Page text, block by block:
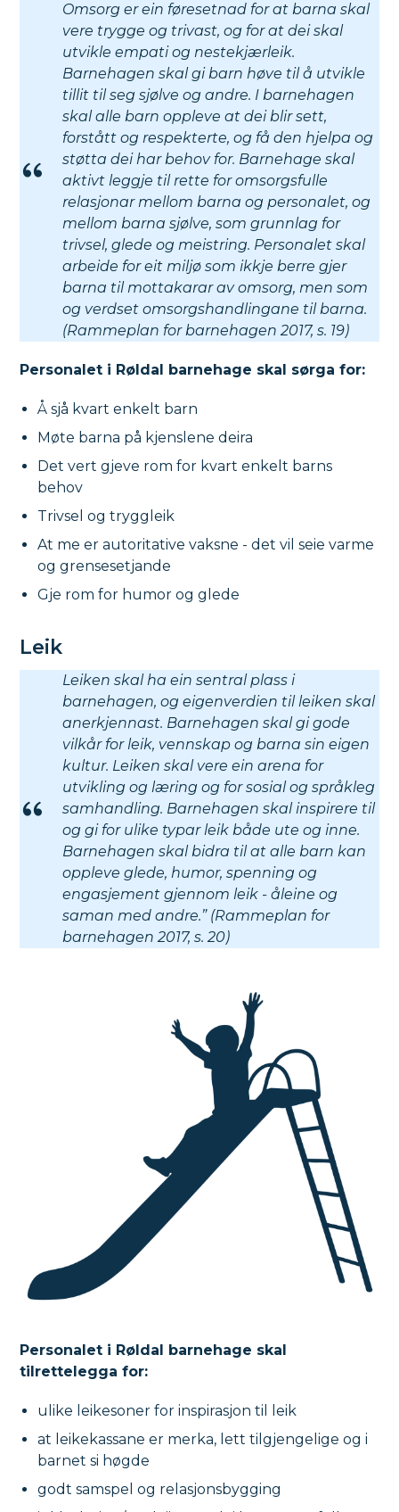
Omsorg er ein føresetnad for at barna skal
vere trygge og trivast, og for at dei skal
utvikle empati og nestekjærleik.
Barnehagen skal gi barn høve til å utvikle
tillit til seg sjølve og andre. I barnehagen
skal alle barn oppleve at dei blir sett,
forstått og respekterte, og få den hjelpa og
støtta dei har behov for. Barnehage skal
aktivt leggje til rette for omsorgsfulle
relasjonar mellom barna og personalet, og
mellom barna sjølve, som grunnlag for
trivsel, glede og meistring. Personalet skal
arbeide for eit miljø som ikkje berre gjer
barna til mottakarar av omsorg, men som
og verdset omsorgshandlingane til barna.
(Rammeplan for barnehagen 2017, s. 19)
Personalet i Røldal barnehage skal sørga for:
Å sjå kvart enkelt barn
Møte barna på kjenslene deira
Det vert gjeve rom for kvart enkelt barns
behov
Trivsel og tryggleik
At me er autoritative vaksne - det vil seie varme
og grensesetjande
Gje rom for humor og glede
Leik
Leiken skal ha ein sentral plass i
barnehagen, og eigenverdien til leiken skal
anerkjennast. Barnehagen skal gi gode
vilkår for leik, vennskap og barna sin eigen
kultur. Leiken skal vere ein arena for
utvikling og læring og for sosial og språkleg
samhandling. Barnehagen skal inspirere til
og gi for ulike typar leik både ute og inne.
Barnehagen skal bidra til at alle barn kan
oppleve glede, humor, spenning og
engasjement gjennom leik - åleine og
saman med andre.” (Rammeplan for
barnehagen 2017, s. 20)
Personalet i Røldal barnehage skal
tilrettelegga for:
ulike leikesoner for inspirasjon til leik
at leikekassane er merka, lett tilgjengelige og i
barnet si høgde
godt samspel og relasjonsbygging